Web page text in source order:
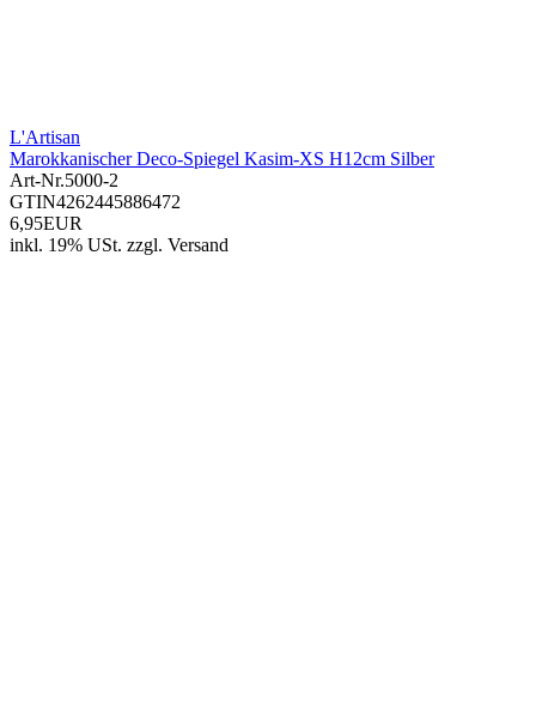
L'Artisan
Marokkanischer Deco-Spiegel Kasim-XS H12cm Silber
Art-Nr.5000-2
GTIN4262445886472
6,95EUR
inkl. 19% USt. zzgl. Versand